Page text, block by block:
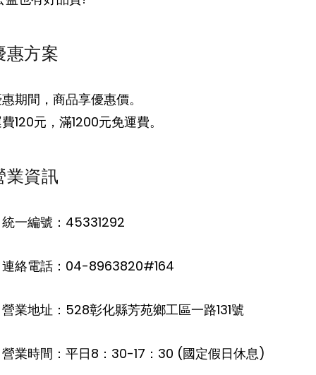
惠方案
期間，商品享優惠價。
120元，滿1200元免運費。
業資訊
一編號：45331292
絡電話：04-8963820#164
業地址：528彰化縣芳苑鄉工區一路131號
業時間：平日8：30-17：30 (國定假日休息)